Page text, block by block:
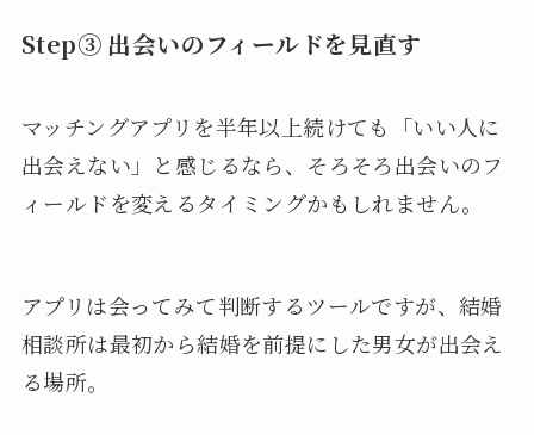
Step③ 出会いのフィールドを見直す
マッチングアプリを半年以上続けても「いい人に
出会えない」と感じるなら、そろそろ出会いのフ
ィールドを変えるタイミングかもしれません。
アプリは会ってみて判断するツールですが、結婚
相談所は最初から結婚を前提にした男女が出会え
る場所。